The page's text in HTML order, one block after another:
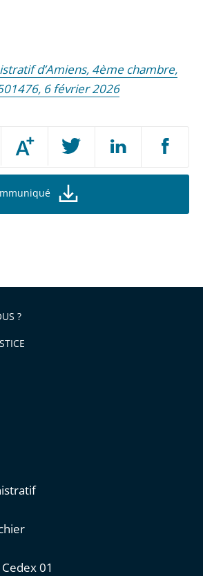
Augmenter
ou
la
de
police
d’Amiens, 4ème chambre,
6 février 2026
?
01